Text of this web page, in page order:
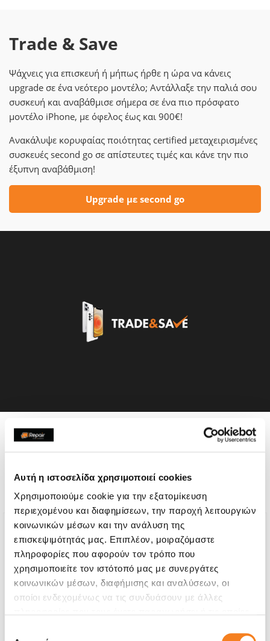
Αυτή η ιστοσελίδα χρησιμοποιεί cookies
Χρησιμοποιούμε cookie για την εξατομίκευση
περιεχομένου και διαφημίσεων, την παροχή λειτουργιών
κοινωνικών μέσων και την ανάλυση της
επισκεψιμότητάς μας. Επιπλέον, μοιραζόμαστε
πληροφορίες που αφορούν τον τρόπο που
χρησιμοποιείτε τον ιστότοπό μας με συνεργάτες
κοινωνικών μέσων, διαφήμισης και αναλύσεων, οι
οποίοι ενδεχομένως να τις συνδυάσουν με άλλες
Trade & Save
Ψάχνεις για επισκευή ή μήπως ήρθε η ώρα να κάνεις
upgrade σε ένα νεότερο μοντέλο; Αντάλλαξε την παλιά σου
συσκευή και αναβάθμισε σήμερα σε ένα πιο πρόσφατο
μοντέλο iPhone, με όφελος έως και 900€!
Ανακάλυψε κορυφαίας ποιότητας certified μεταχειρισμένες
συσκευές second go σε απίστευτες τιμές και κάνε την πιο
έξυπνη αναβάθμιση!
Upgrade με second go
Η συσκευή σου μπορεί να
τις παρακάτω επισκευές: